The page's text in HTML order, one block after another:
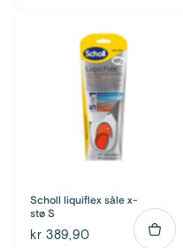
Scholl liquiflex såle x-
stø S
kr 389,90